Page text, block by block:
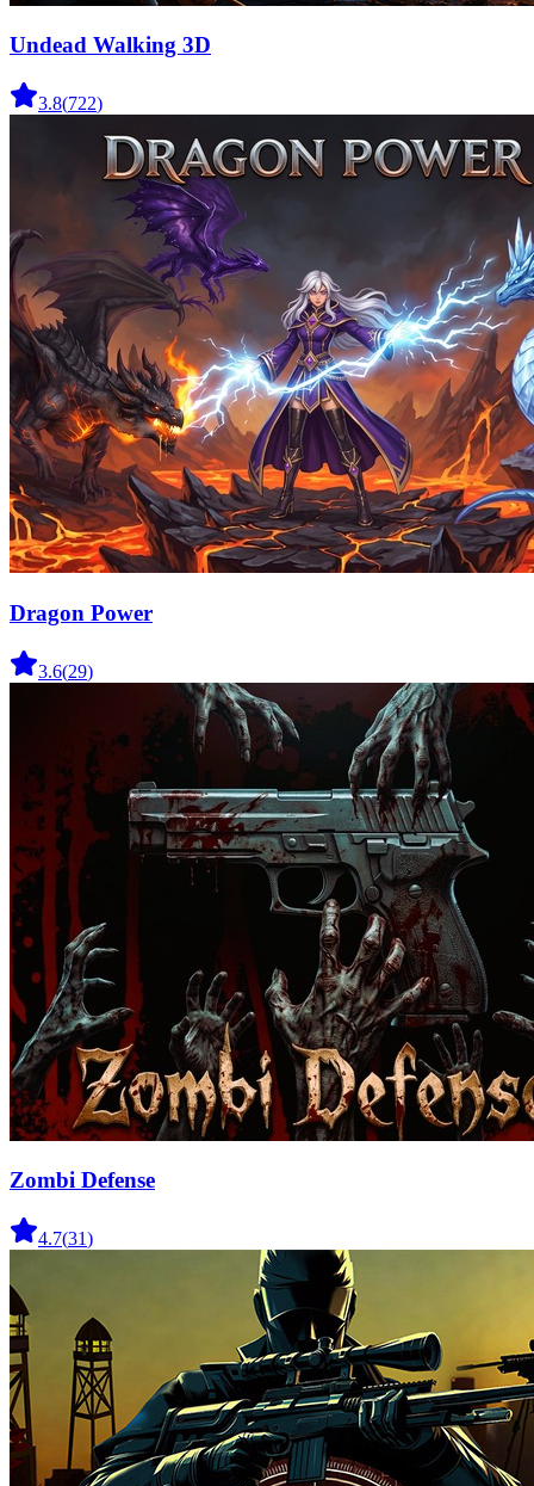
Undead Walking 3D
3.8(722)
Dragon Power
3.6(29)
Zombi Defense
4.7(31)